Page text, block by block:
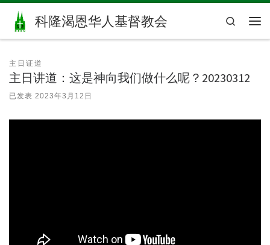
Skip to content
科隆渴恩华人基督教会
Search
主日证道
主日讲道：这是神向我们做什么呢？20230312
已发表 2023年3月12日